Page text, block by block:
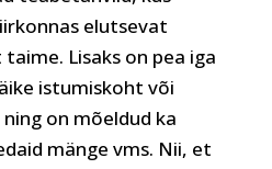
elutsevat
Lisaks on pea iga
istumiskoht või
on mõeldud ka
mänge vms. Nii, et